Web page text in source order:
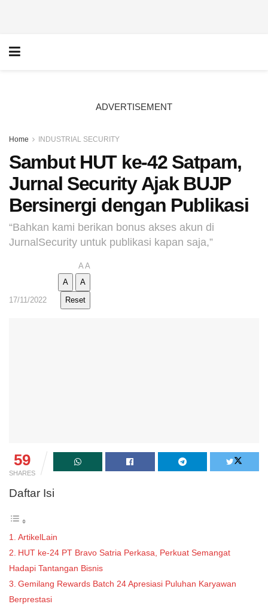
ADVERTISEMENT
Home INDUSTRIAL SECURITY
Sambut HUT ke-42 Satpam,
Jurnal Security Ajak BUJP
Bersinergi dengan Publikasi
“Bahkan kami berikan bonus akses akun di
JurnalSecurity untuk publikasi kapan saja,”
17/11/2022
A A
A
A
Reset
59
SHARES
Daftar Isi
ArtikelLain
HUT ke-24 PT Bravo Satria Perkasa, Perkuat Semangat
Hadapi Tantangan Bisnis
Gemilang Rewards Batch 24 Apresiasi Puluhan Karyawan
Berprestasi